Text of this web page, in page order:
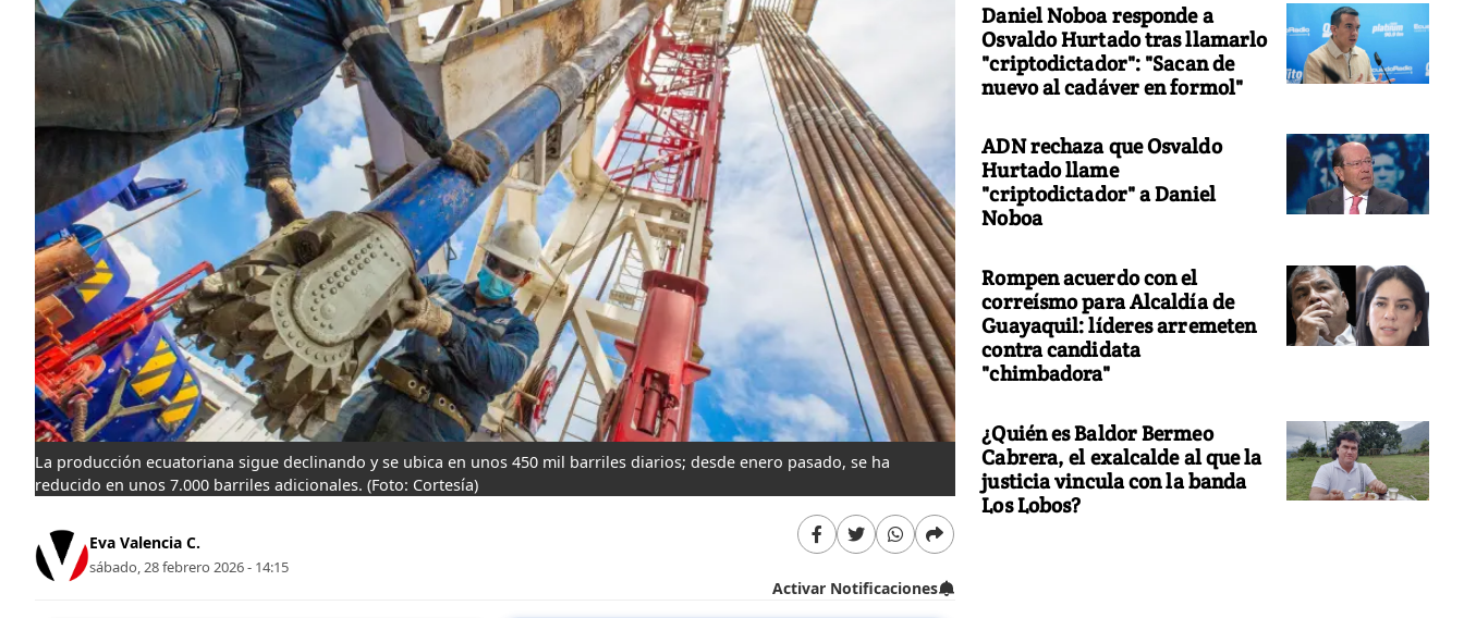
La producción ecuatoriana sigue declinando y se ubica en unos 450 mil barriles diarios; desde enero pasado, se ha
reducido en unos 7.000 barriles adicionales. (Foto: Cortesía)
Eva Valencia C.
sábado, 28 febrero 2026 - 14:15
Activar Notificaciones
Daniel Noboa responde a
Osvaldo Hurtado tras llamarlo
"criptodictador": "Sacan de
nuevo al cadáver en formol"
ADN rechaza que Osvaldo
Hurtado llame
"criptodictador" a Daniel
Noboa
Rompen acuerdo con el
correísmo para Alcaldía de
Guayaquil: líderes arremeten
contra candidata
"chimbadora"
¿Quién es Baldor Bermeo
Cabrera, el exalcalde al que la
justicia vincula con la banda
Los Lobos?